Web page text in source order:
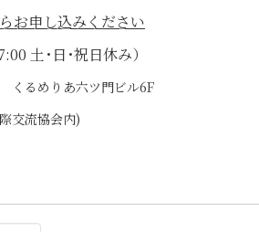
お申し込みください
土･日･祝日休み）
るめりあ六ツ門ビル6F
交流協会内)